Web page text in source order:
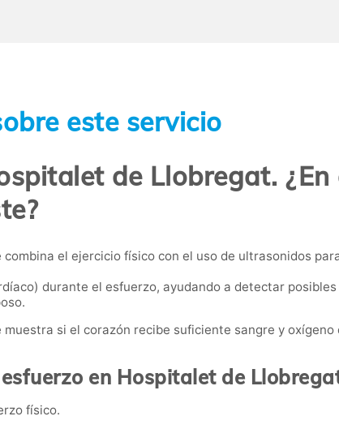
este servicio
de Llobregat. ¿En
el ejercicio físico con el uso de ultrasonidos
durante el esfuerzo, ayudando a detectar
muestra si el corazón recibe suficiente sangre y oxígeno
en Hospitalet de
físico.